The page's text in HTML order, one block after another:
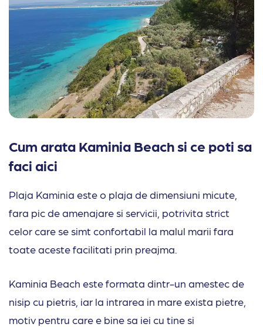
Cum arata Kaminia Beach si ce poti sa
faci aici
Plaja Kaminia este o plaja de dimensiuni micute,
fara pic de amenajare si servicii, potrivita strict
celor care se simt confortabil la malul marii fara
toate aceste facilitati prin preajma.
Kaminia Beach este formata dintr-un amestec de
nisip cu pietris, iar la intrarea in mare exista pietre,
motiv pentru care e bine sa iei cu tine si